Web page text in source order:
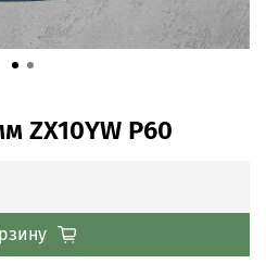
ZX10YW P60